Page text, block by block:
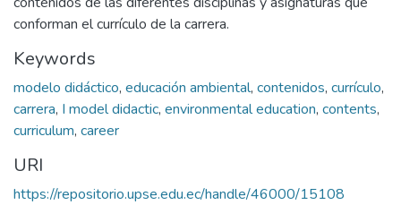
conforman el currículo de la carrera.
Keywords
modelo didáctico, educación ambiental, contenidos, currículo,
carrera, I model didactic, environmental education, contents,
curriculum, career
URI
https://repositorio.upse.edu.ec/handle/46000/15108